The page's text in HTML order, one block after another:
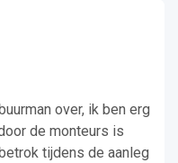
over, ik ben erg
de monteurs is
tijdens de aanleg